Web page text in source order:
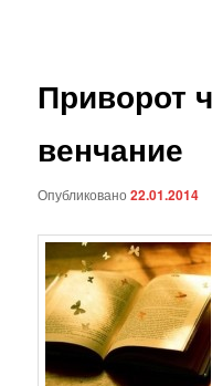
Приворот
венчание
Опубликовано22.01.2014